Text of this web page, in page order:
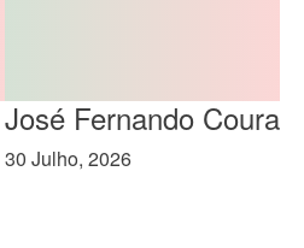
José Fernando Coura
30 Julho, 2026